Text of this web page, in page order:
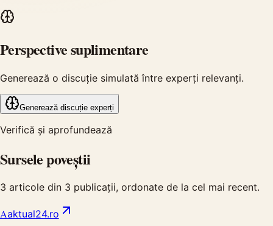
Perspective suplimentare
Generează o discuție simulată între experți relevanți.
Generează discuție experți
Verifică și aprofundează
Sursele poveștii
3 articole din 3 publicații, ordonate de la cel mai recent.
Aaktual24.ro